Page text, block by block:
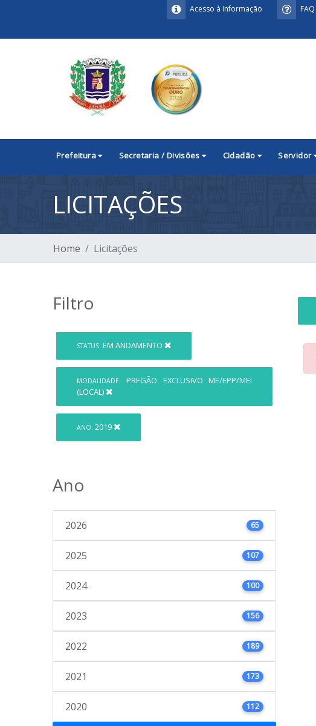
FAQ
Acesso à Informação
Prefeitura Secretaria / Divisões Cidadão Servidor
LICITAÇÕES
Home Licitações
Filtro
STATUS: EM ANDAMENTO
MODALIDADE:
PREGÃO EXCLUSIVO ME/EPP/MEI
(LOCAL)
ANO: 2019
Ano
2026 65
2025 107
2024 100
2023 156
2022 189
2021 173
2020 112